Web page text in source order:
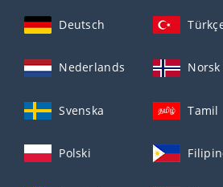
Deutsch
Nederlands
Svenska Tamil
Polski